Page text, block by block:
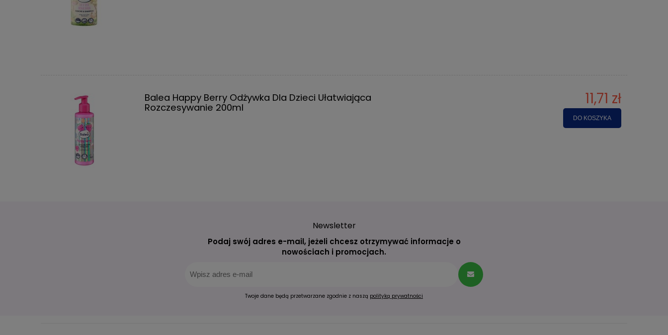
Balea Happy Berry Odżywka Dla Dzieci Ułatwiająca
Rozczesywanie 200ml
11,71 zł
DO KOSZYKA
Newsletter
Podaj swój adres e-mail, jeżeli chcesz otrzymywać informacje o
nowościach i promocjach.
Twoje dane będą przetwarzane zgodnie z naszą polityką prywatności